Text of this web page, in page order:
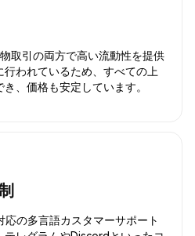
取引の両方で高い流動性を提供
行われているため、すべての上
、価格も安定しています。
応の多言語カスタマーサポート